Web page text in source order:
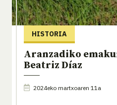
HISTORIA
Aranzadiko
Beatriz Díaz
2024eko martxoaren 11a